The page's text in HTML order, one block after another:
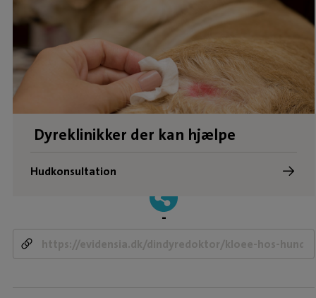
Dyreklinikker der kan hjælpe
Hudkonsultation
-